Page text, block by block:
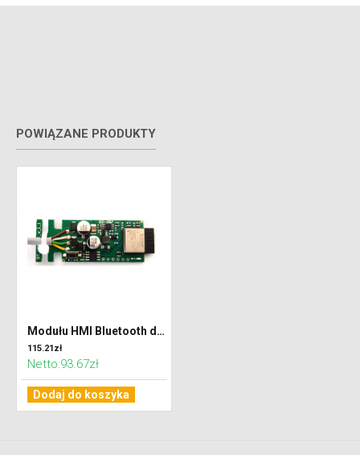
POWIĄZANE PRODUKTY
Modułu HMI Bluetooth dla central Ventus
115.21zł
Netto:93.67zł
Dodaj do koszyka